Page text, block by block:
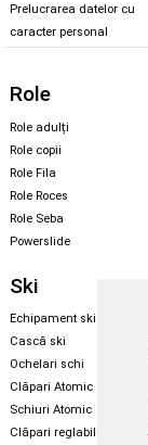
Prelucrarea datelor cu
caracter personal
Role
Role adulți
Role copii
Role Fila
Role Roces
Role Seba
Powerslide
Ski
Echipament ski
Cască ski
Ochelari schi
Clăpari Atomic
Schiuri Atomic
Clăpari reglabili